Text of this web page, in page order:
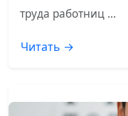
труда работниц …
Читать →